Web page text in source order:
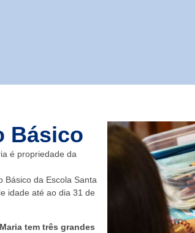
Básico
é propriedade da
Básico da Escola Santa
idade até ao dia 31 de
tem três grandes